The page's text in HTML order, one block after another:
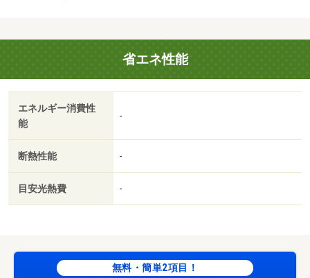
金１ヶ月／保証会社利用可／Ｖドラッグ（スーパー）まで
６６０ｍ／（株）大阪屋ショップ／城川原店（スーパー）
まで６２０ｍ／ファミリーマート（コンビニ）まで１２５
３ｍ／セブンイレブン（コンビニ）まで８３４ｍ／アルビ
ス（株）／奥田店（スーパー）まで１５６７ｍ／ローソン
（コンビニ）まで１０５０ｍ/賃貸戸数:12戸
省エネ性能
エネルギー消費性
能
-
断熱性能 -
目安光熱費 -
無料・簡単2項目！